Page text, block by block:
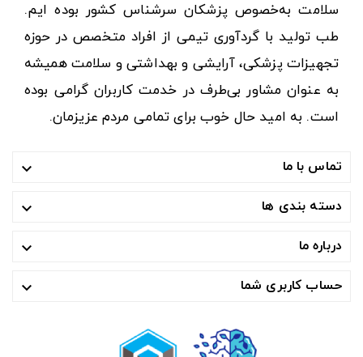
سلامت به‌خصوص پزشکان سرشناس کشور بوده ایم.
طب تولید با گردآوری تیمی از افراد متخصص در حوزه
تجهیزات پزشکی، آرایشی و بهداشتی و سلامت همیشه
به عنوان مشاور بی‌طرف در خدمت کاربران گرامی بوده
است. به امید حال خوب برای تمامی مردم عزیزمان.
تماس با ما 
دسته بندی ها 
درباره ما 
حساب کاربری شما 